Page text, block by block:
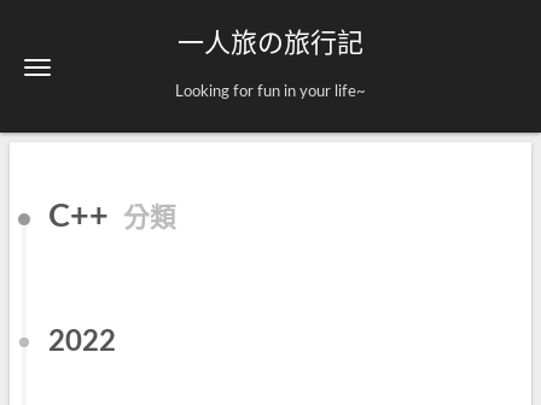
一人旅の旅行記
Looking for fun in your life~
C++ 分類
2022